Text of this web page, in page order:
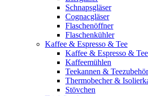
Schnapsgläser
Cognacgläser
Flaschenöffner
Flaschenkühler
Kaffee & Espresso & Tee
Kaffee & Espresso &
Kaffeemühlen
Teekannen & Teezubehör
Thermobecher &
Stövchen